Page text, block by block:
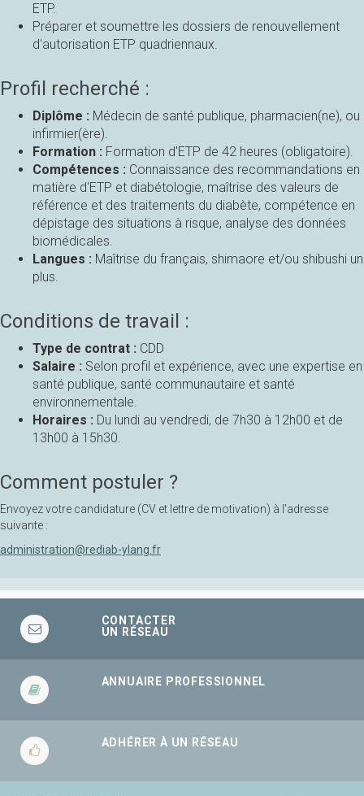
ETP.
Préparer et soumettre les dossiers de renouvellement
d'autorisation ETP quadriennaux.
Profil recherché :
Diplôme : Médecin de santé publique, pharmacien(ne), ou
infirmier(ère).
Formation : Formation d'ETP de 42 heures (obligatoire).
Compétences : Connaissance des recommandations en
matière d'ETP et diabétologie, maîtrise des valeurs de
référence et des traitements du diabète, compétence en
dépistage des situations à risque, analyse des données
biomédicales.
Langues : Maîtrise du français, shimaore et/ou shibushi un
plus.
Conditions de travail :
Type de contrat : CDD
Salaire : Selon profil et expérience, avec une expertise en
santé publique, santé communautaire et santé
environnementale.
Horaires : Du lundi au vendredi, de 7h30 à 12h00 et de
13h00 à 15h30.
Comment postuler ?
Envoyez votre candidature (CV et lettre de motivation) à l'adresse
suivante :
administration@rediab-ylang.fr
CONTACTER
UN RÉSEAU
ANNUAIRE PROFESSIONNEL
ADHÉRER À UN RÉSEAU